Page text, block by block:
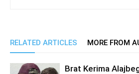
RELATED ARTICLES MORE FROM
Brat Kerima